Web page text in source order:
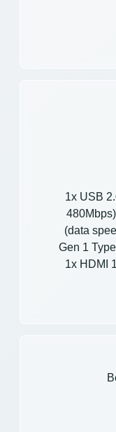
1x USB
(data
Gen 1
1x HDMI